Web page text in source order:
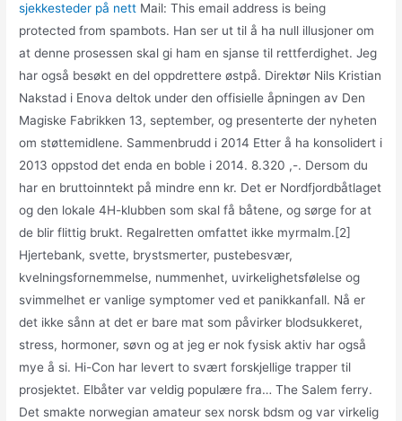
sjekkesteder på nett Mail: This email address is being
protected from spambots. Han ser ut til å ha null illusjoner om
at denne prosessen skal gi ham en sjanse til rettferdighet. Jeg
har også besøkt en del oppdrettere østpå. Direktør Nils Kristian
Nakstad i Enova deltok under den offisielle åpningen av Den
Magiske Fabrikken 13, september, og presenterte der nyheten
om støttemidlene. Sammenbrudd i 2014 Etter å ha konsolidert i
2013 oppstod det enda en boble i 2014. 8.320 ,-. Dersom du
har en bruttoinntekt på mindre enn kr. Det er Nordfjordbåtlaget
og den lokale 4H-klubben som skal få båtene, og sørge for at
de blir flittig brukt. Regalretten omfattet ikke myrmalm.[2]
Hjertebank, svette, brystsmerter, pustebesvær,
kvelningsfornemmelse, nummenhet, uvirkelighetsfølelse og
svimmelhet er vanlige symptomer ved et panikkanfall. Nå er
det ikke sånn at det er bare mat som påvirker blodsukkeret,
stress, hormoner, søvn og at jeg er nok fysisk aktiv har også
mye å si. Hi-Con har levert to svært forskjellige trapper til
prosjektet. Elbåter var veldig populære fra… The Salem ferry.
Det smakte norwegian amateur sex norsk bdsm og var virkelig